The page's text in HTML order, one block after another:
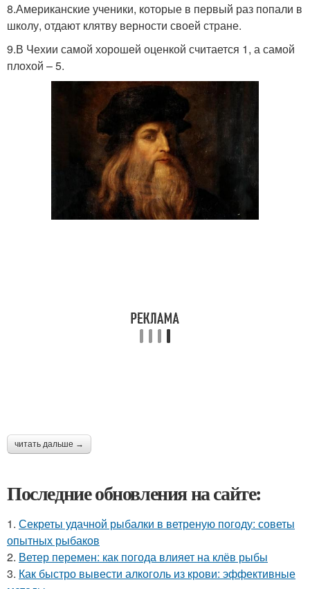
8.Американские ученики, которые в первый раз попали в
школу, отдают клятву верности своей стране.
9.В Чехии самой хорошей оценкой считается 1, а самой
плохой – 5.
читать дальше →
Последние обновления на сайте:
1. Секреты удачной рыбалки в ветреную погоду: советы
опытных рыбаков
2. Ветер перемен: как погода влияет на клёв рыбы
3. Как быстро вывести алкоголь из крови: эффективные